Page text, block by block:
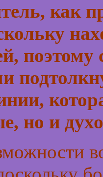
как
но и